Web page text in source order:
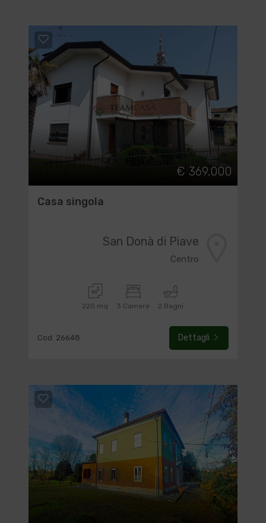
€ 369.000
Casa singola
San Donà di Piave
Centro
220 mq 3 Camere 2 Bagni
Cod. 26648 Dettagli